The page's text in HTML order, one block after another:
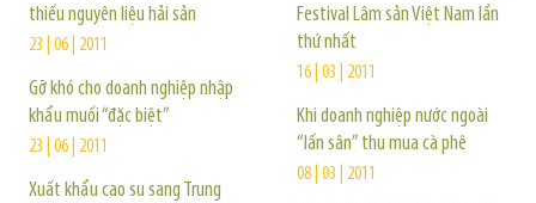
thiếu nguyên liệu hải sản
23 | 06 | 2011
Gỡ khó cho doanh nghiệp nhập
khẩu muối “đặc biệt”
23 | 06 | 2011
Xuất khẩu cao su sang Trung
Festival Lâm sản Việt Nam lần
thứ nhất
16 | 03 | 2011
Khi doanh nghiệp nước ngoài
“lấn sân” thu mua cà phê
08 | 03 | 2011